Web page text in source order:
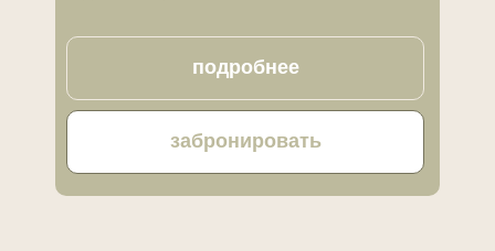
забронировать
подробнее
Завтраки в Легенда